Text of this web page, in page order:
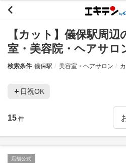
【カット】儀保駅周
室・美容院・ヘアサロ
検索条件 儀保駅 美容室・ヘアサロン
日祝OK
15 件
店舗公式